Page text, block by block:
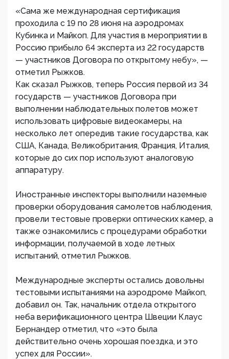
«Сама же международная сертификация
проходила с 19 по 28 июня на аэродромах
Кубинка и Майкоп. Для участия в мероприятии в
Россию прибыло 64 эксперта из 22 государств
— участников Договора по открытому небу», —
отметил Рыжков.
Как сказал Рыжков, теперь Россия первой из 34
государств — участников Договора при
выполнении наблюдательных полетов может
использовать цифровые видеокамеры, на
несколько лет опередив такие государства, как
США, Канада, Великобритания, Франция, Италия,
которые до сих пор используют аналоговую
аппаратуру.
Иностранные инспекторы выполнили наземные
проверки оборудования самолетов наблюдения,
провели тестовые проверки оптических камер, а
также ознакомились с процедурами обработки
информации, получаемой в ходе летных
испытаний, отметил Рыжков.
Международные эксперты остались довольны
тестовыми испытаниями на аэродроме Майкоп,
добавил он. Так, начальник отдела открытого
неба верификационного центра Швеции Клаус
Бернандер отметил, что «это была
действительно очень хорошая поездка, и это
успех для России».